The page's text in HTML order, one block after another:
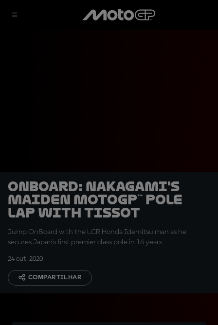
OnBoard: Nakagami's
maiden MotoGP™ pole
lap with Tissot
Jump OnBoard with the LCR Honda Idemitsu man as he
secures Japan's first premier class pole in 16 years
24 out. 2020
COMPARTILHAR